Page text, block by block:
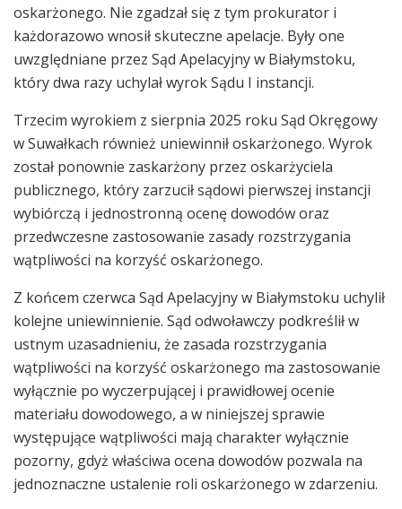
oskarżonego. Nie zgadzał się z tym prokurator i
każdorazowo wnosił skuteczne apelacje. Były one
uwzględniane przez Sąd Apelacyjny w Białymstoku,
który dwa razy uchylał wyrok Sądu I instancji.
Trzecim wyrokiem z sierpnia 2025 roku Sąd Okręgowy
w Suwałkach również uniewinnił oskarżonego. Wyrok
został ponownie zaskarżony przez oskarżyciela
publicznego, który zarzucił sądowi pierwszej instancji
wybiórczą i jednostronną ocenę dowodów oraz
przedwczesne zastosowanie zasady rozstrzygania
wątpliwości na korzyść oskarżonego.
Z końcem czerwca Sąd Apelacyjny w Białymstoku uchylił
kolejne uniewinnienie. Sąd odwoławczy podkreślił w
ustnym uzasadnieniu, że zasada rozstrzygania
wątpliwości na korzyść oskarżonego ma zastosowanie
wyłącznie po wyczerpującej i prawidłowej ocenie
materiału dowodowego, a w niniejszej sprawie
występujące wątpliwości mają charakter wyłącznie
pozorny, gdyż właściwa ocena dowodów pozwala na
jednoznaczne ustalenie roli oskarżonego w zdarzeniu.